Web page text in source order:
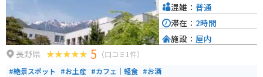
長野県 5 （口コミ1件）
#絶景スポット #お土産 #カフェ｜軽食 #お酒
混雑： 普通
滞在： 2時間
施設： 屋内